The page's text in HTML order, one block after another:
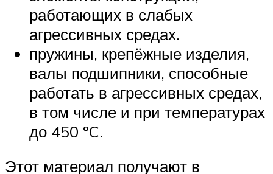
работающих в слабых
агрессивных средах.
пружины, крепёжные изделия,
валы подшипники, способные
работать в агрессивных средах,
в том числе и при температурах
до 450 ºC.
Этот материал получают в